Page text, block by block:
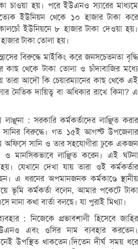
চাওয়া হয়। পরে ইউএনও স্যারের মাধ্যমে
ইউনিয়ন থেকে ১০ হাজার টাকা করে
ইউনিয়নে ৮ হাজার টাকা দেওয়া হয়।
টাকা তোলা হয়।
বিরুদ্ধে মাইকিং করে জনসচেতনতা বৃদ্ধি
কাছ থেকে টাকা তোলা ও চাঁদাবাজির মধ্যে
তারা আদৌ কি চেয়ারম্যানের কাছ থেকে এই
নৈতিক দায়িত্ব বা অধিকার রাখে কিনা? এ
: সরকারি কর্মকর্তাদের লাঞ্ছিত করার
বিরুদ্ধে। গত ১৫ই আগস্ট উপজেলার
অফিসে সানি ও তার সহযোগীরা ঢুকে একজন
ও মানসিকভাবে লাঞ্ছিত করেন। এই ঘটনা
যেখানে দেখা যায় তারা ওই কর্মকর্তার
এ ধরনের অপমানজনক কর্মকাণ্ডে স্থানীয়
ভূমি কর্মকর্তা বলেন, আমার পকেটে টাকা
নানা কথা বার্তা বলছে। যা পুরাই মিথ্যা।
: নিজেকে প্রভাবশালী হিসেবে জাহির
এবং ওসির নাম ব্যবহার করতেন।
উপস্থিত থাকতেন।দিতেন দীর্ঘ সময় ধরে